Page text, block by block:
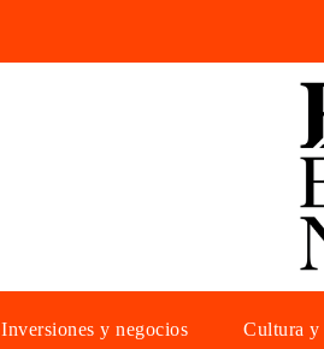
Inversiones y negocios Cultura y